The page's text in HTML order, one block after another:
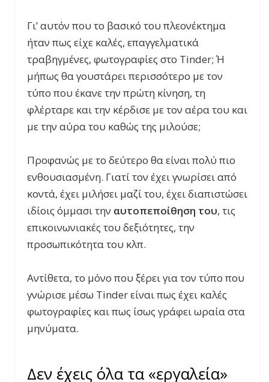
Γι’ αυτόν που το βασικό του πλεονέκτημα
ήταν πως είχε καλές, επαγγελματικά
τραβηγμένες, φωτογραφίες στο Tinder; Ή
μήπως θα γουστάρει περισσότερο με τον
τύπο που έκανε την πρώτη κίνηση, τη
φλέρταρε και την κέρδισε με τον αέρα του και
με την αύρα του καθώς της μιλούσε;
Προφανώς με το δεύτερο θα είναι πολύ πιο
ενθουσιασμένη. Γιατί τον έχει γνωρίσει από
κοντά, έχει μιλήσει μαζί του, έχει διαπιστώσει
ιδίοις όμμασι την αυτοπεποίθηση του, τις
επικοινωνιακές του δεξιότητες, την
προσωπικότητα του κλπ.
Αντίθετα, το μόνο που ξέρει για τον τύπο που
γνώρισε μέσω Tinder είναι πως έχει καλές
φωτογραφίες και πως ίσως γράφει ωραία στα
μηνύματα.
Δεν έχεις όλα τα «εργαλεία»